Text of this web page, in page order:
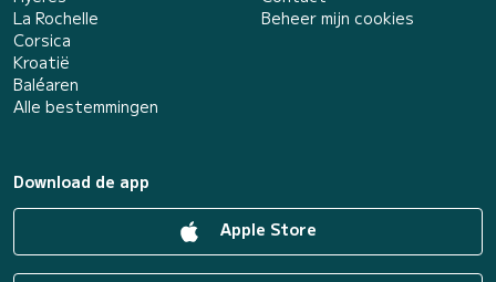
La Rochelle
Corsica
Kroatië
Baléaren
Alle bestemmingen
Beheer mijn cookies
Download de app
Apple Store